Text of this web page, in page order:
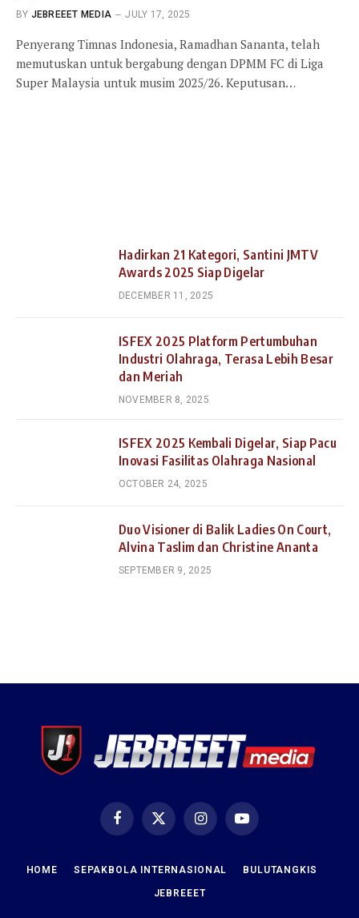
BY JEBREEET MEDIA JULY 17, 2025
Penyerang Timnas Indonesia, Ramadhan Sananta, telah
memutuskan untuk bergabung dengan DPMM FC di Liga
Super Malaysia untuk musim 2025/26. Keputusan…
Hadirkan 21 Kategori, Santini JMTV
Awards 2025 Siap Digelar
DECEMBER 11, 2025
ISFEX 2025 Platform Pertumbuhan
Industri Olahraga, Terasa Lebih Besar
dan Meriah
NOVEMBER 8, 2025
ISFEX 2025 Kembali Digelar, Siap Pacu
Inovasi Fasilitas Olahraga Nasional
OCTOBER 24, 2025
Duo Visioner di Balik Ladies On Court,
Alvina Taslim dan Christine Ananta
SEPTEMBER 9, 2025
FacebookX
(Twitter)
InstagramYouTube
HOME SEPAKBOLA INTERNASIONAL BULUTANGKIS
JEBREEET